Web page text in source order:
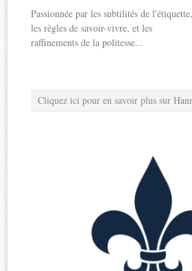
Passionnée par les subtilités de l'étiquette,
les règles de savoir-vivre, et les
raffinements de la politesse...
Cliquez ici pour en savoir plus sur